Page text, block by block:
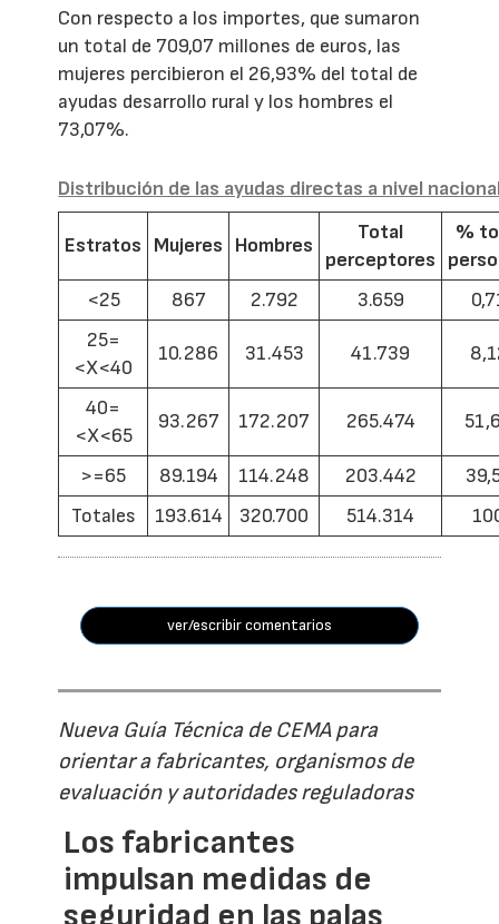
Con respecto a los importes, que sumaron
un total de 709,07 millones de euros, las
mujeres percibieron el 26,93% del total de
ayudas desarrollo rural y los hombres el
73,07%.
Distribución de las ayudas directas a nivel
Estratos Mujeres Hombres
Total
perceptores
%
<25
867 2.792 3.659
25=
<X<40
10.286 31.453 41.739
40=
<X<65
93.267 172.207 265.474
>=65 89.194 114.248 203.442
Totales
193.614 320.700 514.314
ver/escribir comentarios
Nueva Guía Técnica de CEMA para
orientar a fabricantes, organismos de
evaluación y autoridades reguladoras
Los fabricantes
impulsan medidas de
seguridad en las palas